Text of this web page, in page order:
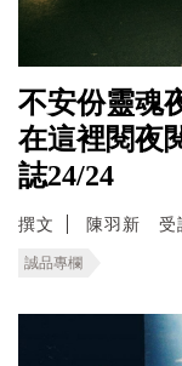
不安份靈魂
在這裡閱夜
誌24/24
撰文 陳羽新 受
誠品專欄